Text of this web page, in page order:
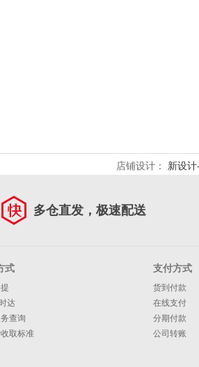
店铺设计： 新设
多仓直发，极速配送
式
达
查询
取标准
支付方式
货到付款
在线支付
分期付款
公司转账